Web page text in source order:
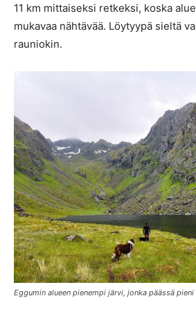
11 km mittaiseksi retkeksi, koska
mukavaa nähtävää. Löytyypä sieltä
rauniokin.
Eggumin alueen pienempi järvi, jonka päässä